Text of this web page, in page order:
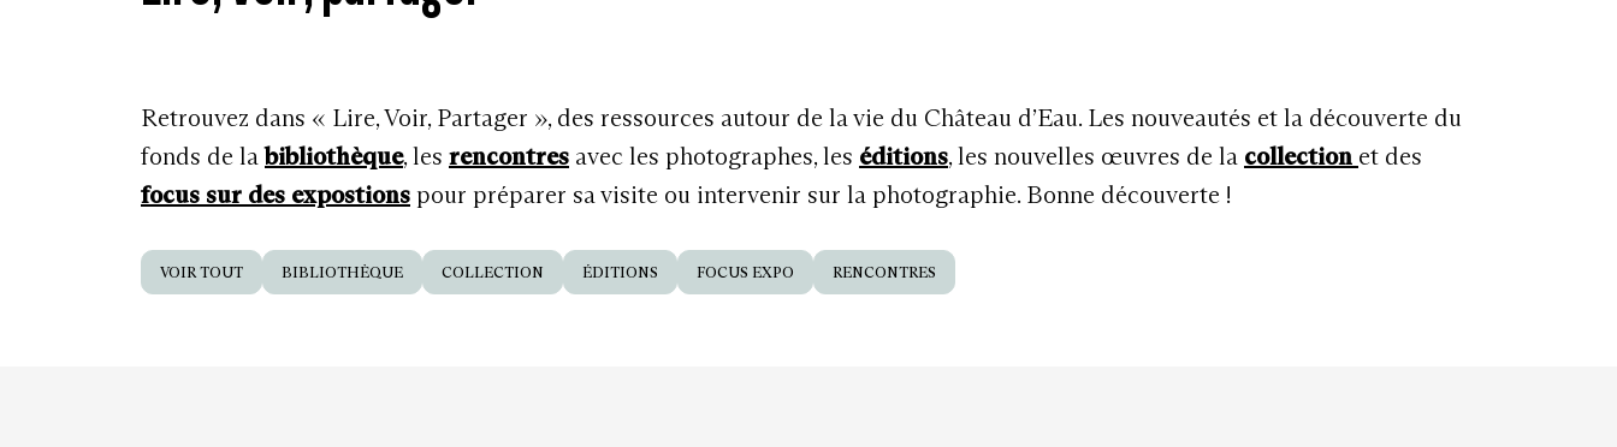
Retrouvez dans « Lire, Voir, Partager », des ressources autour de la vie du Château d’Eau. Les nouveautés et la découverte du
fonds de labibliothèque, les rencontres avec les photographes, les éditions, les nouvelles œuvres de la collection et des
focus sur des expostions pour préparer sa visite ou intervenir sur la photographie. Bonne découverte !
VOIR TOUT BIBLIOTHÈQUE COLLECTION ÉDITIONS FOCUS EXPO RENCONTRES